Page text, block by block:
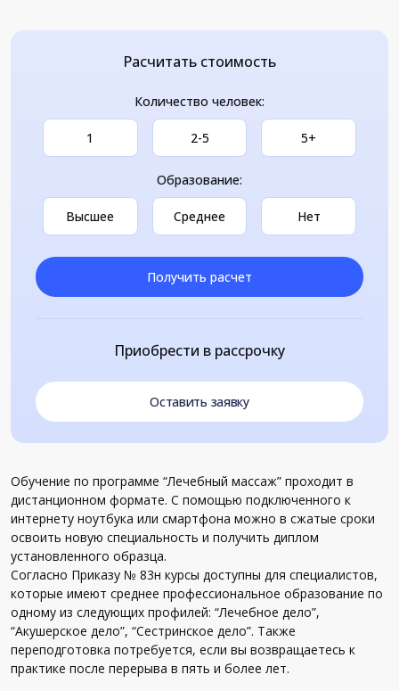
Расчитать стоимость
Количество человек:
1 2-5 5+
Образование:
Высшее Среднее Нет
Получить расчет
Приобрести в рассрочку
Оставить заявку
Обучение по программе “Лечебный массаж” проходит в
дистанционном формате. С помощью подключенного к
интернету ноутбука или смартфона можно в сжатые сроки
освоить новую специальность и получить диплом
установленного образца.
Согласно Приказу № 83н курсы доступны для специалистов,
которые имеют среднее профессиональное образование по
одному из следующих профилей: “Лечебное дело”,
“Акушерское дело”, “Сестринское дело”. Также
переподготовка потребуется, если вы возвращаетесь к
практике после перерыва в пять и более лет.